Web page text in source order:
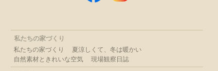
私たちの家づくり
私たちの家づくり
夏涼しくて、冬は暖かい
自然素材ときれいな空気
現場観察日誌